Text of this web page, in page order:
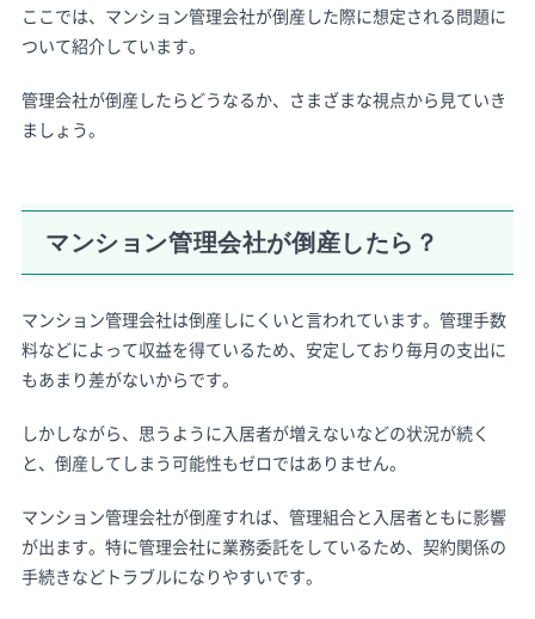
ここでは、マンション管理会社が倒産した際に想定される問題に
ついて紹介しています。
管理会社が倒産したらどうなるか、さまざまな視点から見ていき
ましょう。
マンション管理会社が倒産したら？
マンション管理会社は倒産しにくいと言われています。管理手数
料などによって収益を得ているため、安定しており毎月の支出に
もあまり差がないからです。
しかしながら、思うように入居者が増えないなどの状況が続く
と、倒産してしまう可能性もゼロではありません。
マンション管理会社が倒産すれば、管理組合と入居者ともに影響
が出ます。特に管理会社に業務委託をしているため、契約関係の
手続きなどトラブルになりやすいです。